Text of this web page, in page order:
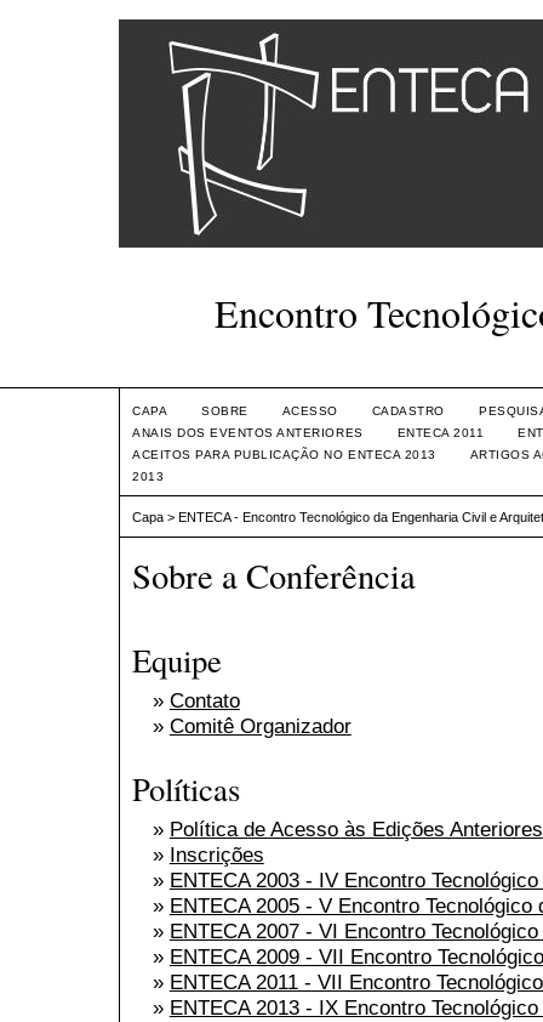
Encontro
CAPA SOBRE ACESSO CADASTRO
ANAIS DOS EVENTOS ANTERIORES
ENTECA 2011
ACEITOS PARA PUBLICAÇÃO NO ENTECA 2013
ARTIGOS
2013
Capa > ENTECA - Encontro Tecnológico da Engenharia Civil e
Sobre a Conferência
Equipe
» Contato
» Comitê Organizador
Políticas
» Política de Acesso às Edições Anteriores
» Inscrições
» ENTECA 2003 - IV Encontro
» ENTECA 2005 - V Encontro Tecnológico
» ENTECA 2007 - VI Encontro
» ENTECA 2009 - VII Encontro
» ENTECA 2011 - VII Encontro
» ENTECA 2013 - IX Encontro